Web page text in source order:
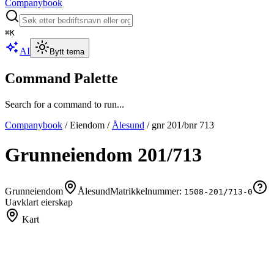
Companybook
⌘K
AI Bytt tema
Command Palette
Search for a command to run...
Companybook /Eiendom / Ålesund / gnr 201/bnr 713
Grunneiendom 201/713
Grunneiendom ÅlesundMatrikkelnummer: 1508-201/713-0
Uavklart eierskap
Kart